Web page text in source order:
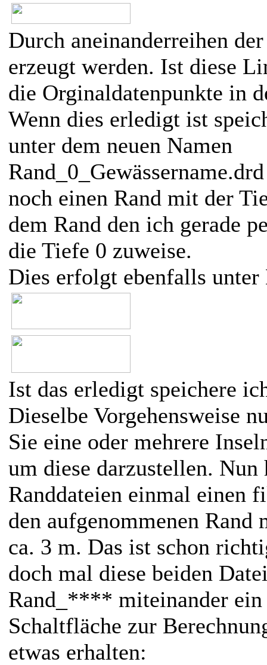
Durch aneinanderreihen
erzeugt werden. Ist diese
die Orginaldatenpunkte in
Wenn dies erledigt ist
unter dem neuen Namen
noch einen Rand mit der
dem Rand den ich gerade
die Tiefe 0 zuweise.
Dies erfolgt ebenfalls unter
Ist das erledigt speichere
Dieselbe Vorgehensweise
Sie eine oder mehrere
um diese darzustellen. Nun
Randdateien einmal einen
den aufgenommenen
ca. 3 m. Das ist schon
doch mal diese beiden
Rand_**** miteinander ein
Schaltfläche zur
etwas erhalten: